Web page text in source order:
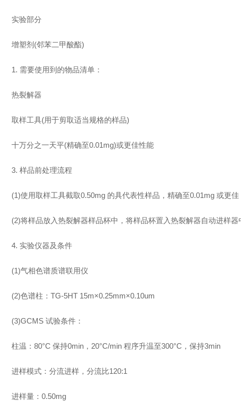
实验部分
增塑剂(邻苯二甲酸酯)
1. 需要使用到的物品清单：
热裂解器
取样工具(用于剪取适当规格的样品)
十万分之一天平(精确至0.01mg)或更佳性能
3. 样品前处理流程
(1)使用取样工具截取0.50mg 的具代表性样品，精确至0.01mg 或更佳
(2)将样品放入热裂解器样品杯中，将样品杯置入热裂解器自动进样器
4. 实验仪器及条件
(1)气相色谱质谱联用仪
(2)色谱柱：TG-5HT 15m×0.25mm×0.10um
(3)GCMS 试验条件：
柱温：80°C 保持0min，20°C/min 程序升温至300°C，保持3min
进样模式：分流进样，分流比120:1
进样量：0.50mg